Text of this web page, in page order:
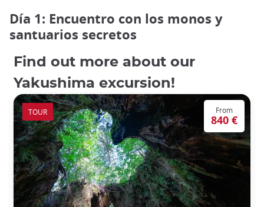
Día 1: Encuentro con los monos y
santuarios secretos
Find out more about our
Yakushima excursion!
From
840 €
TOUR